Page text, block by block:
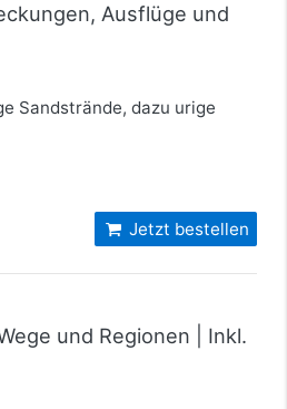
Ausflüge und
Sandstrände, dazu urige
Jetzt bestellen
und Regionen | Inkl.